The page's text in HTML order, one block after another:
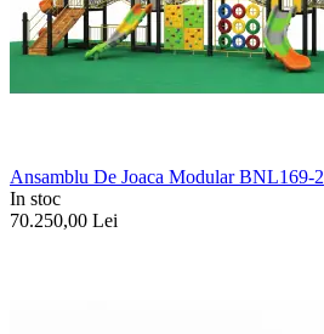
Ansamblu De Joaca Modular BNL169-2
In stoc
70.250,00 Lei